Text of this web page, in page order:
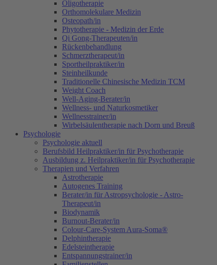
Oligotherapie
Orthomolekulare Medizin
Osteopath/in
Phytotherapie - Medizin der Erde
Qi Gong-Therapeuten/in
Rückenbehandlung
Schmerztherapeut/in
Sportheilpraktiker/in
Steinheilkunde
Traditionelle Chinesische Medizin TCM
Weight Coach
Well-Aging-Berater/in
Wellness- und Naturkosmetiker
Wellnesstrainer/in
Wirbelsäulentherapie nach Dorn und Breuß
Psychologie
Psychologie aktuell
Berufsbild Heilpraktiker/in für Psychotherapie
Ausbildung z. Heilpraktiker/in für Psychotherapie
Therapien und Verfahren
Astrotherapie
Autogenes Training
Berater/in für Astropsychologie - Astro-
Therapeut/in
Biodynamik
Burnout-Berater/in
Colour-Care-System Aura-Soma®
Delphintherapie
Edelsteintherapie
Entspannungstrainer/in